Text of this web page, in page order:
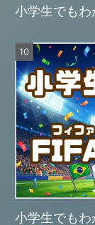
小学生でもわ
小学生でもわ